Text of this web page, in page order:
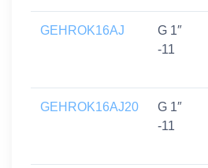
GEHROK16AJ
G 1″
-11
GEHROK16AJ20
G 1″
-11